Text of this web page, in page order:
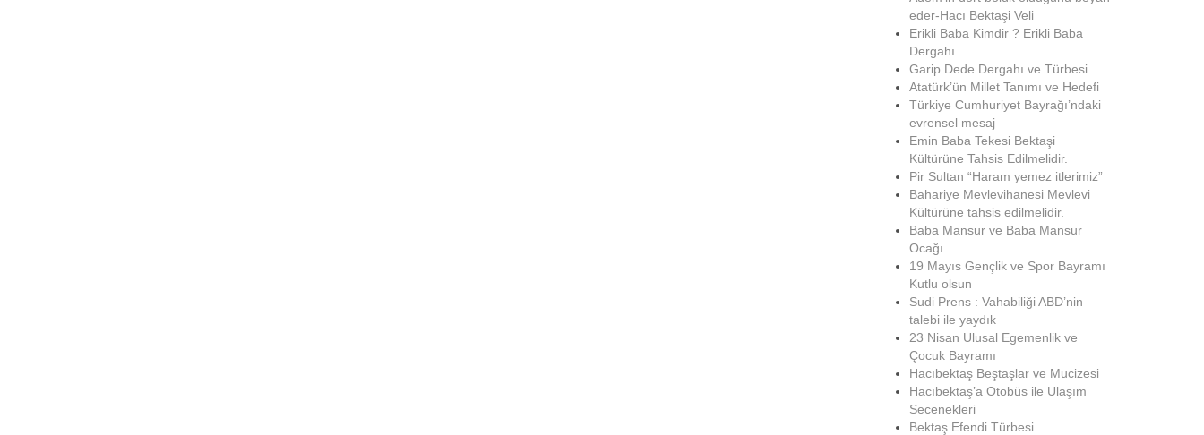
eder-Hacı Bektaşi Veli
Erikli Baba Kimdir ? Erikli Baba
Dergahı
Garip Dede Dergahı ve Türbesi
Atatürk’ün Millet Tanımı ve Hedefi
Türkiye Cumhuriyet Bayrağı’ndaki
evrensel mesaj
Emin Baba Tekesi Bektaşi
Kültürüne Tahsis Edilmelidir.
Pir Sultan “Haram yemez itlerimiz”
Bahariye Mevlevihanesi Mevlevi
Kültürüne tahsis edilmelidir.
Baba Mansur ve Baba Mansur
Ocağı
19 Mayıs Gençlik ve Spor Bayramı
Kutlu olsun
Sudi Prens : Vahabiliği ABD’nin
talebi ile yaydık
23 Nisan Ulusal Egemenlik ve
Çocuk Bayramı
Hacıbektaş Beştaşlar ve Mucizesi
Hacıbektaş’a Otobüs ile Ulaşım
Secenekleri
Bektaş Efendi Türbesi